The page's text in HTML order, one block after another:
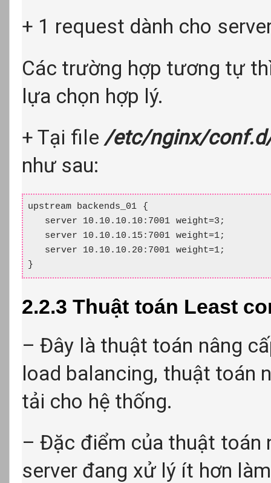
+ 1 request dành cho
Các trường hợp tương tự
lựa chọn hợp lý.
+ Tại file /etc/nginx/
như sau:
upstream backends_01 {
   server 10.10.10.10:7001 weight=3;
   server 10.10.10.15:7001 weight=1;
   server 10.10.10.20:7001 weight=1;
}
2.2.3 Thuật toán Least
– Đây là thuật toán nâng
load balancing, thuật toán
tải cho hệ thống.
– Đặc điểm của thuật toán
server đang xử lý ít hơn